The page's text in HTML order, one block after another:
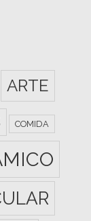
ARTE
COMIDA